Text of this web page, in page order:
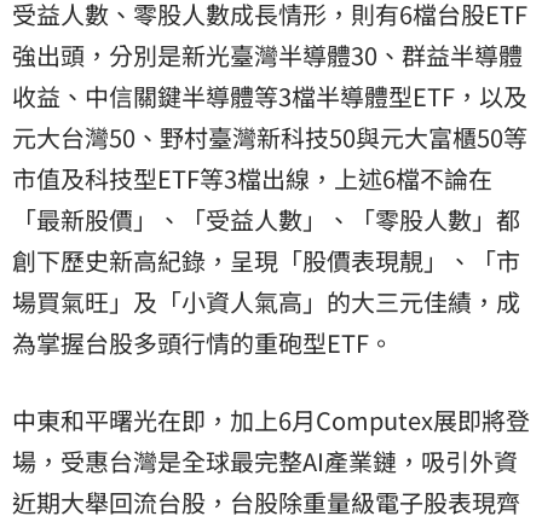
受益人數、零股人數成長情形，則有6檔台股ETF
強出頭，分別是新光臺灣半導體30、群益半導體
收益、中信關鍵半導體等3檔半導體型ETF，以及
元大台灣50、野村臺灣新科技50與元大富櫃50等
市值及科技型ETF等3檔出線，上述6檔不論在
「最新股價」、「受益人數」、「零股人數」都
創下歷史新高紀錄，呈現「股價表現靚」、「市
場買氣旺」及「小資人氣高」的大三元佳績，成
為掌握台股多頭行情的重砲型ETF。
中東和平曙光在即，加上6月Computex展即將登
場，受惠台灣是全球最完整AI產業鏈，吸引外資
近期大舉回流台股，台股除重量級電子股表現齊